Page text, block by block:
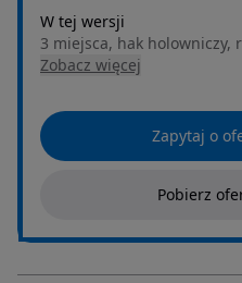
W tej wersji
3 miejsca, hak holowniczy,
Zobacz więcej
Zapytaj o
Pobierz